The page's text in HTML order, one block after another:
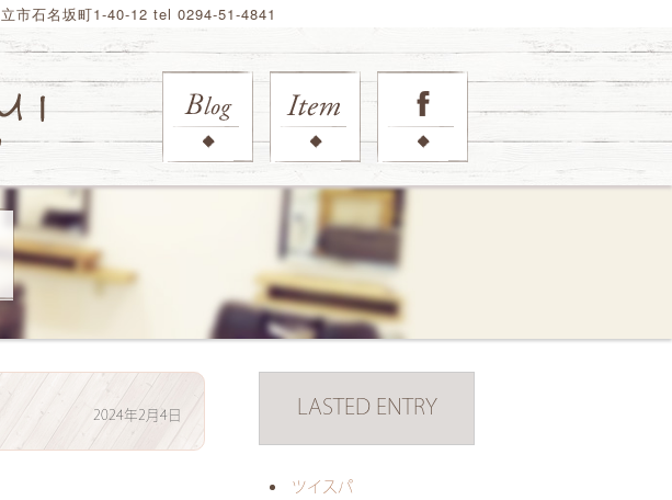
市石名坂町1-40-12 tel 0294-51-4841
2024年2月4日 LASTED ENTRY
ツイスパ